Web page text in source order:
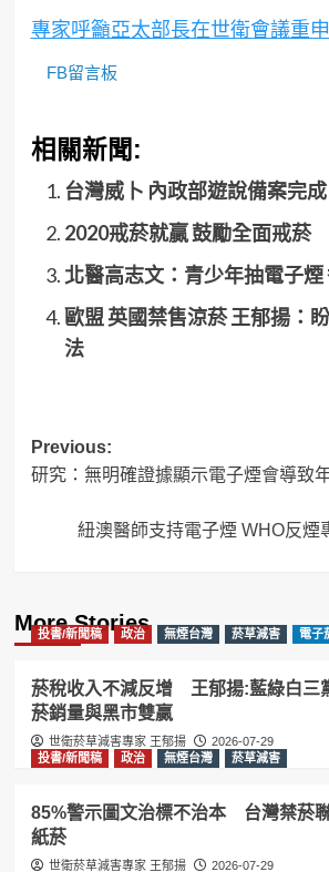
專家呼籲亞太部長在世衛會議重
FB留言板
相關新聞:
台灣威卜 內政部遊說備案完成
2020戒菸就贏 鼓勵全面戒菸
北醫高志文：青少年抽電子
歐盟 英國禁售涼菸 王郁揚：
法
Post
navigation
Previous:
研究：無明確證據顯示電子煙會導致
紐澳醫師支持電子煙 WHO反煙
More Stories
投書/新聞稿 政治 無煙台灣 菸草減害 電子
菸稅收入不減反增 王郁揚:藍綠白三
菸銷量與黑市雙贏
世衛菸草減害專家 王郁揚
2026-07-29
投書/新聞稿
政治 無煙台灣 菸草減害
85%警示圖文治標不治本 台灣禁菸
紙菸
世衛菸草減害專家 王郁揚
2026-07-29